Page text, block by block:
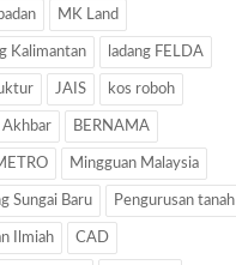
MK Land
Kalimantan ladang FELDA
JAIS kos roboh
Akhbar BERNAMA
Mingguan Malaysia
Sungai Baru Pengurusan tanah
Ilmiah CAD